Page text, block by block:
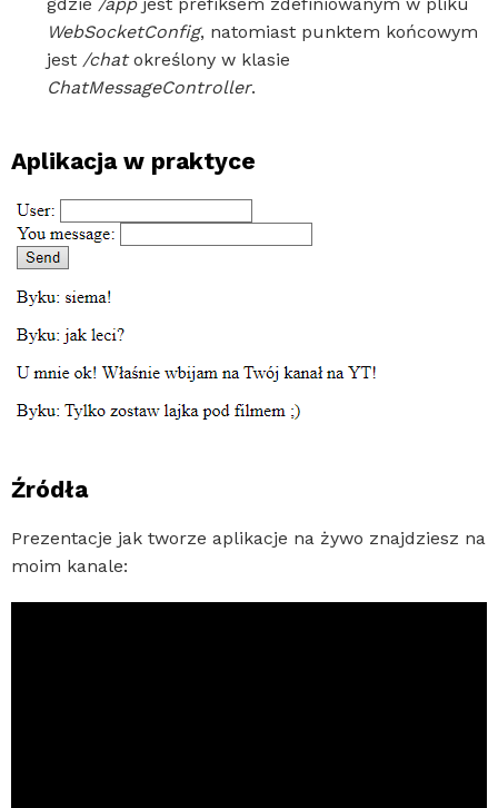
WebSocketConfig, natomiast punktem końcowym
jest /chatokreślony w klasie
ChatMessageController.
Aplikacja w praktyce
Źródła
Prezentacje jak tworze aplikacje na żywo znajdziesz na
moim kanale: